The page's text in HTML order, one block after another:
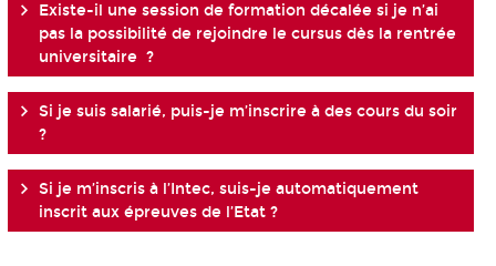
Existe-il une session de formation décalée si je n’ai
pas la possibilité de rejoindre le cursus dès la rentrée
universitaire ?
Si je suis salarié, puis-je m’inscrire à des cours du soir
?
Si je m’inscris à l’Intec, suis-je automatiquement
inscrit aux épreuves de l’Etat ?